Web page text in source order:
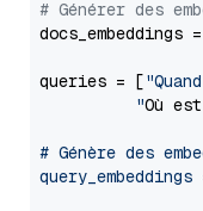
# Générer des
docs_embeddings
queries = [
          "
Où
# Génère des